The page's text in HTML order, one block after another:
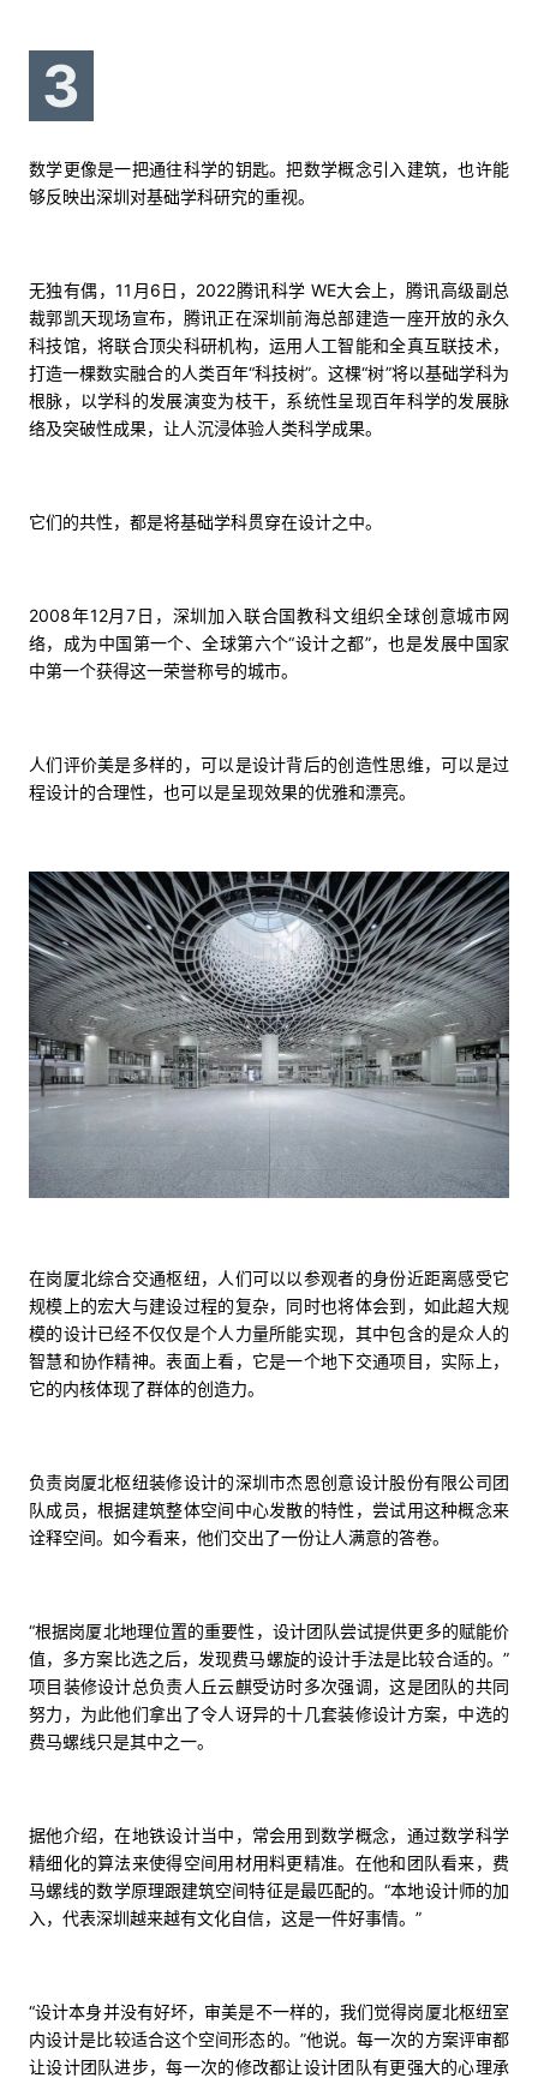
3
数学更像是一把通往科学的钥匙。把数学概念引入建筑，也许能
够反映出深圳对基础学科研究的重视。
无独有偶，11月6日，2022腾讯科学 WE大会上，腾讯高级副总
裁郭凯天现场宣布，腾讯正在深圳前海总部建造一座开放的永久
科技馆，将联合顶尖科研机构，运用人工智能和全真互联技术，
打造一棵数实融合的人类百年“科技树”。这棵“树”将以基础学科为
根脉，以学科的发展演变为枝干，系统性呈现百年科学的发展脉
络及突破性成果，让人沉浸体验人类科学成果。
它们的共性，都是将基础学科贯穿在设计之中。
2008年12月7日，深圳加入联合国教科文组织全球创意城市网
络，成为中国第一个、全球第六个“设计之都”，也是发展中国家
中第一个获得这一荣誉称号的城市。
人们评价美是多样的，可以是设计背后的创造性思维，可以是过
程设计的合理性，也可以是呈现效果的优雅和漂亮。
在岗厦北综合交通枢纽，人们可以以参观者的身份近距离感受它
规模上的宏大与建设过程的复杂，同时也将体会到，如此超大规
模的设计已经不仅仅是个人力量所能实现，其中包含的是众人的
智慧和协作精神。表面上看，它是一个地下交通项目，实际上，
它的内核体现了群体的创造力。
负责岗厦北枢纽装修设计的深圳市杰恩创意设计股份有限公司团
队成员，根据建筑整体空间中心发散的特性，尝试用这种概念来
诠释空间。如今看来，他们交出了一份让人满意的答卷。
“根据岗厦北地理位置的重要性，设计团队尝试提供更多的赋能价
值，多方案比选之后，发现费马螺旋的设计手法是比较合适的。”
项目装修设计总负责人丘云麒受访时多次强调，这是团队的共同
努力，为此他们拿出了令人讶异的十几套装修设计方案，中选的
费马螺线只是其中之一。
据他介绍，在地铁设计当中，常会用到数学概念，通过数学科学
精细化的算法来使得空间用材用料更精准。在他和团队看来，费
马螺线的数学原理跟建筑空间特征是最匹配的。“本地设计师的加
入，代表深圳越来越有文化自信，这是一件好事情。”
“设计本身并没有好坏，审美是不一样的，我们觉得岗厦北枢纽室
内设计是比较适合这个空间形态的。”他说。每一次的方案评审都
让设计团队进步，每一次的修改都让设计团队有更强大的心理承